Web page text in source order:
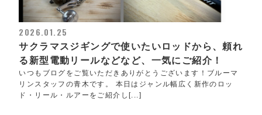
2026.01.25
サクラマスジギングで使いたいロッドから、頼れ
る新型電動リールなどなど、一気にご紹介！
いつもブログをご覧いただきありがとうございます！ブルーマ
リンスタッフの青木です。 本日はジャンル幅広く新作のロッ
ド・リール・ルアーをご紹介し[...]